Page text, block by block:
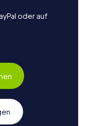
oder auf